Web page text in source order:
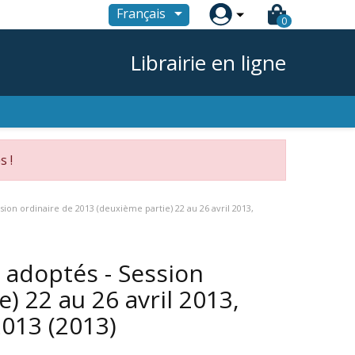
Français  0
Librairie en ligne
!
ordinaire de 2013 (deuxième partie) 22 au 26 avril 2013,
- Session
22 au 26 avril 2013,
(2013)